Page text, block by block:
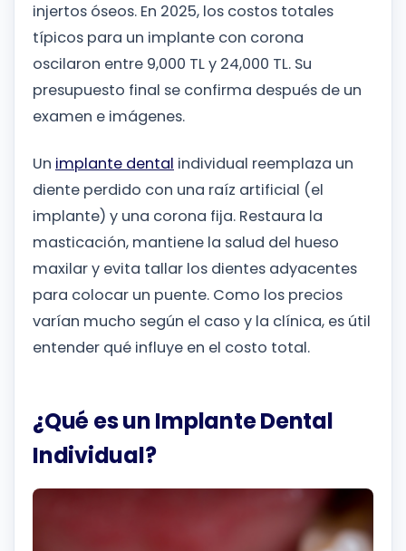
injertos óseos. En 2025, los costos totales
típicos para un implante con corona
oscilaron entre 9,000 TL y 24,000 TL. Su
presupuesto final se confirma después de un
examen e imágenes.
Un implante dental individual reemplaza un
diente perdido con una raíz artificial (el
implante) y una corona fija. Restaura la
masticación, mantiene la salud del hueso
maxilar y evita tallar los dientes adyacentes
para colocar un puente. Como los precios
varían mucho según el caso y la clínica, es útil
entender qué influye en el costo total.
¿Qué es un Implante Dental
Individual?